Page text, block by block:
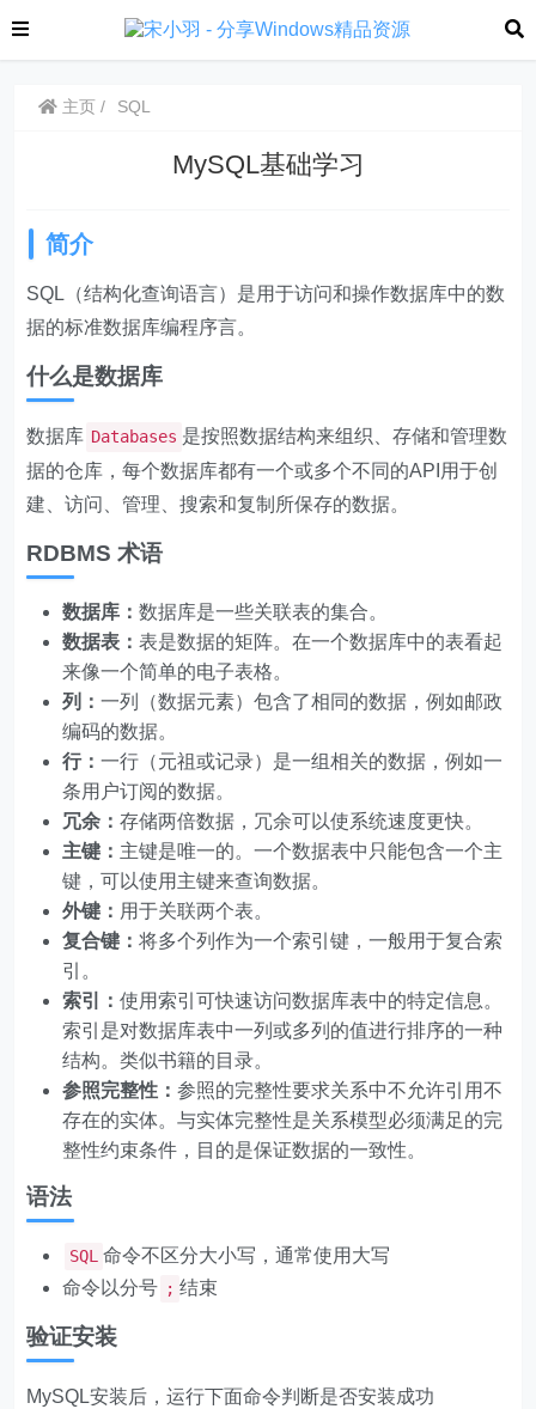
主页 SQL
MySQL基础学习
简介
SQL（结构化查询语言）是用于访问和操作数据库中的数
据的标准数据库编程序言。
什么是数据库
数据库 Databases 是按照数据结构来组织、存储和管理数
据的仓库，每个数据库都有一个或多个不同的API用于创
建、访问、管理、搜索和复制所保存的数据。
RDBMS 术语
数据库：数据库是一些关联表的集合。
数据表：表是数据的矩阵。在一个数据库中的表看起
来像一个简单的电子表格。
列：一列（数据元素）包含了相同的数据，例如邮政
编码的数据。
行：一行（元祖或记录）是一组相关的数据，例如一
条用户订阅的数据。
冗余：存储两倍数据，冗余可以使系统速度更快。
主键： 主键是唯一的。一个数据表中只能包含一个主
键，可以使用主键来查询数据。
外键： 用于关联两个表。
复合键：将多个列作为一个索引键，一般用于复合索
引。
索引：使用索引可快速访问数据库表中的特定信息。
索引是对数据库表中一列或多列的值进行排序的一种
结构。类似书籍的目录。
参照完整性：参照的完整性要求关系中不允许引用不
存在的实体。与实体完整性是关系模型必须满足的完
整性约束条件，目的是保证数据的一致性。
语法
SQL 命令不区分大小写，通常使用大写
命令以分号 ; 结束
验证安装
MySQL安装后，运行下面命令判断是否安装成功